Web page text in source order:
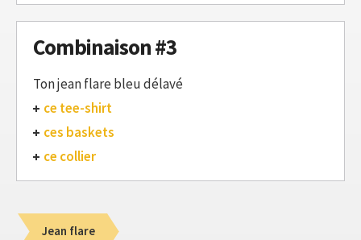
Combinaison #3
Ton jean flare bleu délavé
ce tee-shirt
ces baskets
ce collier
Jean flare